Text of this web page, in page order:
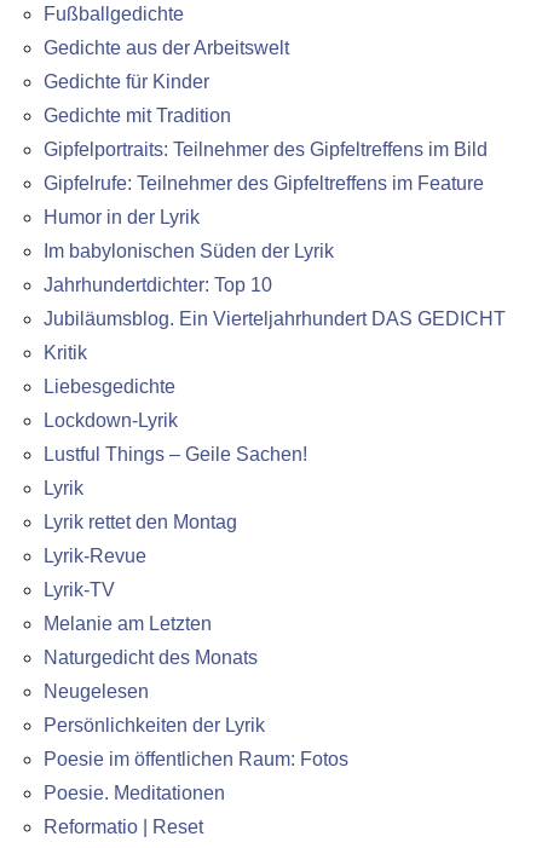
Fußballgedichte
Gedichte aus der Arbeitswelt
Gedichte für Kinder
Gedichte mit Tradition
Gipfelportraits: Teilnehmer des Gipfeltreffens im Bild
Gipfelrufe: Teilnehmer des Gipfeltreffens im Feature
Humor in der Lyrik
Im babylonischen Süden der Lyrik
Jahrhundertdichter: Top 10
Jubiläumsblog. Ein Vierteljahrhundert DAS GEDICHT
Kritik
Liebesgedichte
Lockdown-Lyrik
Lustful Things – Geile Sachen!
Lyrik
Lyrik rettet den Montag
Lyrik-Revue
Lyrik-TV
Melanie am Letzten
Naturgedicht des Monats
Neugelesen
Persönlichkeiten der Lyrik
Poesie im öffentlichen Raum: Fotos
Poesie. Meditationen
Reformatio | Reset